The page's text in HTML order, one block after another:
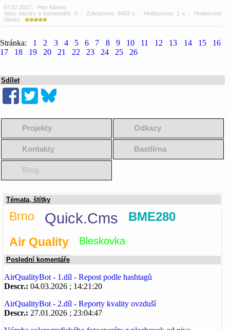
07.02.2017; Petr Klósko
Vaše názory a komentáře: 0; Zobrazeno: 8483 x ; Hodnoceno: 1 x ; Hodnocení
článku :
Stránka: 1 2 3 4 5 6 7 8 9 10 11 12 13 14 15
16
17
18 19 20 21 22 23 24 25 26
Sdílet
Projekty Odkazy
Kontakty Bastlírna
Blog
Témata, štítky
Brno Quick.Cms BME280
Air Quality Bleskovka
Poslední komentáře
AirQualityBot - 1.díl - Repost podle hashtagů
Descr.: 04.03.2026 ; 14:21:20
AirQualityBot - 2.díl - Reporty kvality ovzduší
Descr.: 27.01.2026 ; 23:04:47